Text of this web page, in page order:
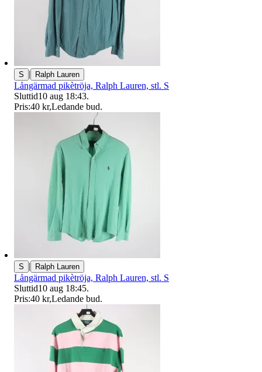
S | Ralph Lauren
Långärmad pikètröja, Ralph Lauren, stl. S
Sluttid10 aug 18:43.
Pris:40 kr,Ledande bud.
S | Ralph Lauren
Långärmad pikètröja, Ralph Lauren, stl. S
Sluttid10 aug 18:45.
Pris:40 kr,Ledande bud.